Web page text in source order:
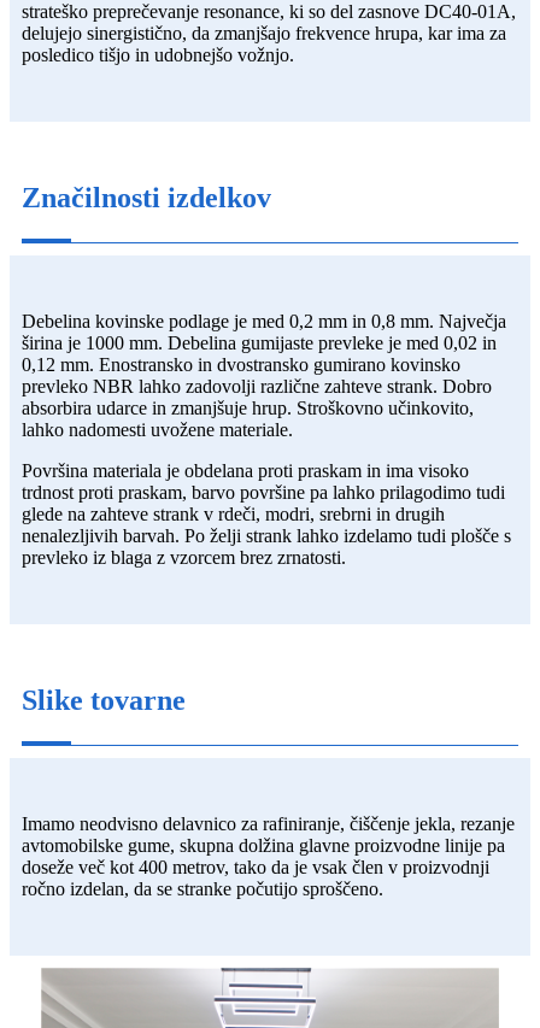
strateško preprečevanje resonance, ki so del zasnove DC40-01A,
delujejo sinergistično, da zmanjšajo frekvence hrupa, kar ima za
posledico tišjo in udobnejšo vožnjo.
Značilnosti izdelkov
Debelina kovinske podlage je med 0,2 mm in 0,8 mm. Največja
širina je 1000 mm. Debelina gumijaste prevleke je med 0,02 in
0,12 mm. Enostransko in dvostransko gumirano kovinsko
prevleko NBR lahko zadovolji različne zahteve strank. Dobro
absorbira udarce in zmanjšuje hrup. Stroškovno učinkovito,
lahko nadomesti uvožene materiale.
Površina materiala je obdelana proti praskam in ima visoko
trdnost proti praskam, barvo površine pa lahko prilagodimo tudi
glede na zahteve strank v rdeči, modri, srebrni in drugih
nenalezljivih barvah. Po želji strank lahko izdelamo tudi plošče s
prevleko iz blaga z vzorcem brez zrnatosti.
Slike tovarne
Imamo neodvisno delavnico za rafiniranje, čiščenje jekla, rezanje
avtomobilske gume, skupna dolžina glavne proizvodne linije pa
doseže več kot 400 metrov, tako da je vsak člen v proizvodnji
ročno izdelan, da se stranke počutijo sproščeno.